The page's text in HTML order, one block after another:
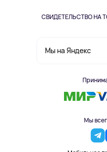
СВИДЕТЕЛЬСТВО НА
Мы на Яндекс
Мы